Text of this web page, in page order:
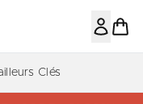
au contenu principal